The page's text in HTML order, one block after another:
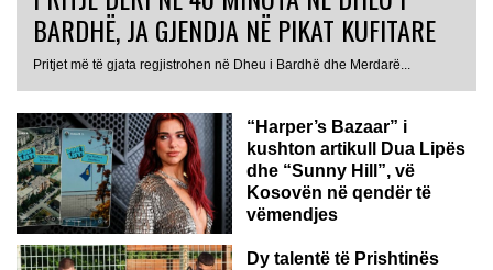
BARDHË, JA GJENDJA NË PIKAT KUFITARE
Pritjet më të gjata regjistrohen në Dheu i Bardhë dhe Merdarë...
“Harper’s Bazaar” i
kushton artikull Dua Lipës
dhe “Sunny Hill”, vë
Kosovën në qendër të
vëmendjes
Dy talentë të Prishtinës